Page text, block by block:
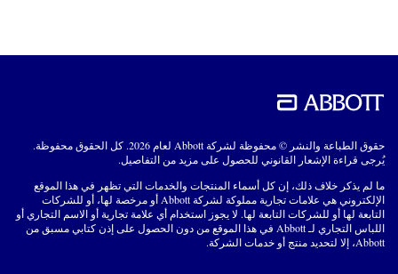
حقوق الطباعة والنشر © محفوظة لشركة Abbott لعام 2026. كل الحقوق محفوظة.
يُرجى قراءة الإشعار القانوني للحصول على مزيد من التفاصيل.
ما لم يذكر خلاف ذلك، إن كل أسماء المنتجات والخدمات التي تظهر في هذا الموقع
الإلكتروني هي علامات تجارية مملوكة لشركة Abbott أو مرخصة لها، أو للشركات
التابعة لها أو للشركات التابعة لها. لا يجوز استخدام أي علامة تجارية أو الاسم التجاري أو
اللباس التجاري لـ Abbott في هذا الموقع من دون الحصول على إذن كتابي مسبق من
Abbott، إلا لتحديد منتج أو خدمات الشركة.